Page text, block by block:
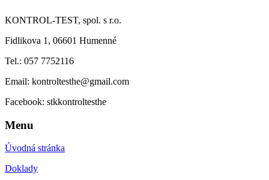
KONTROL-TEST, spol. s r.o.
Fidlikova 1, 06601 Humenné
Tel.: 057 7752116
Email: kontroltesthe@gmail.com
Facebook: stkkontroltesthe
Menu
Úvodná stránka
Doklady